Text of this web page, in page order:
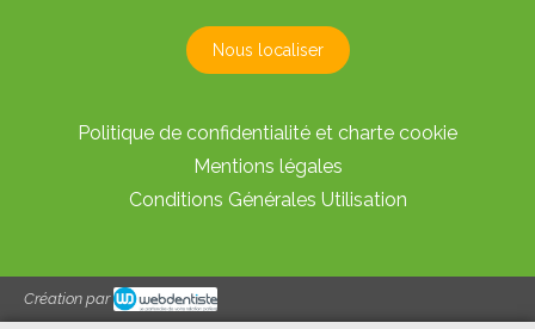
Nous localiser
Politique de confidentialité et charte cookie
Mentions légales
Conditions Générales Utilisation
Création par